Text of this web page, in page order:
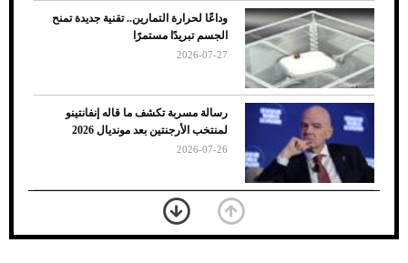
7 نصائح لاختيار لون البنطلون المناسب للقميص
الأسود
وداعًا لحرارة التمارين.. تقنية جديدة تمنح
الجسم تبريدًا مستمرًا
2026-07-27
رسالة مسربة تكشف ما قاله إنفانتينو
لمنتخب الأرجنتين بعد مونديال 2026
2026-07-26
«الجوازات» تكشف طريقة استخراج رقم
الحدود للزائر عبر أبشر